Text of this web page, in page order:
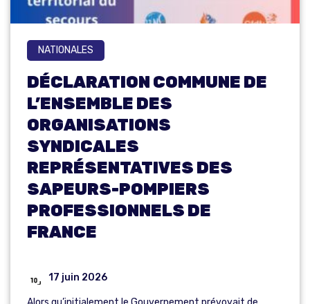
NATIONALES
DÉCLARATION COMMUNE DE
L’ENSEMBLE DES
ORGANISATIONS
SYNDICALES
REPRÉSENTATIVES DES
SAPEURS-POMPIERS
PROFESSIONNELS DE
FRANCE
17 juin 2026